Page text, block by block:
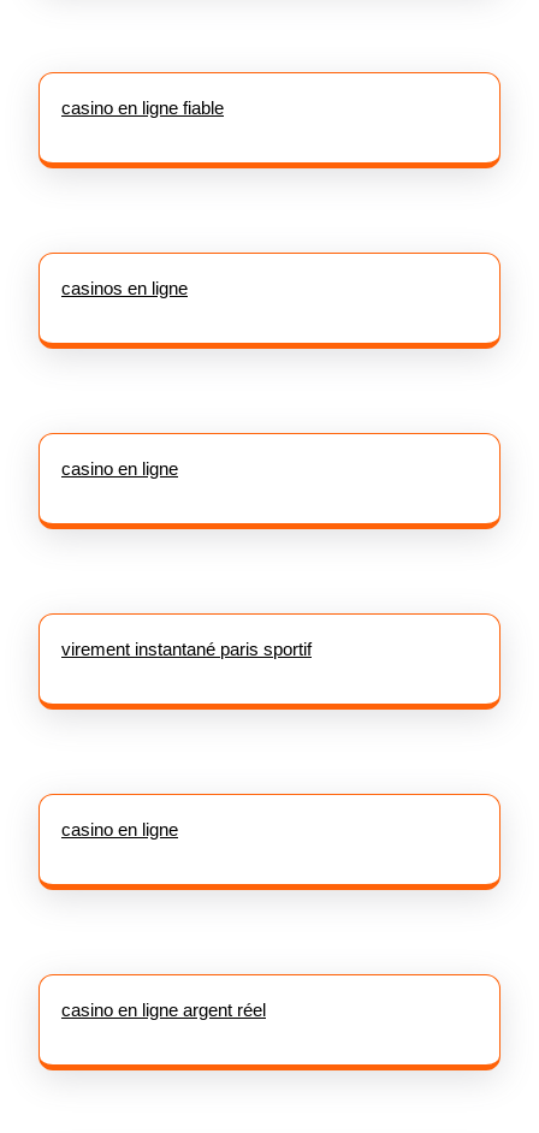
casino en ligne fiable
casinos en ligne
casino en ligne
virement instantané paris sportif
casino en ligne
casino en ligne argent réel